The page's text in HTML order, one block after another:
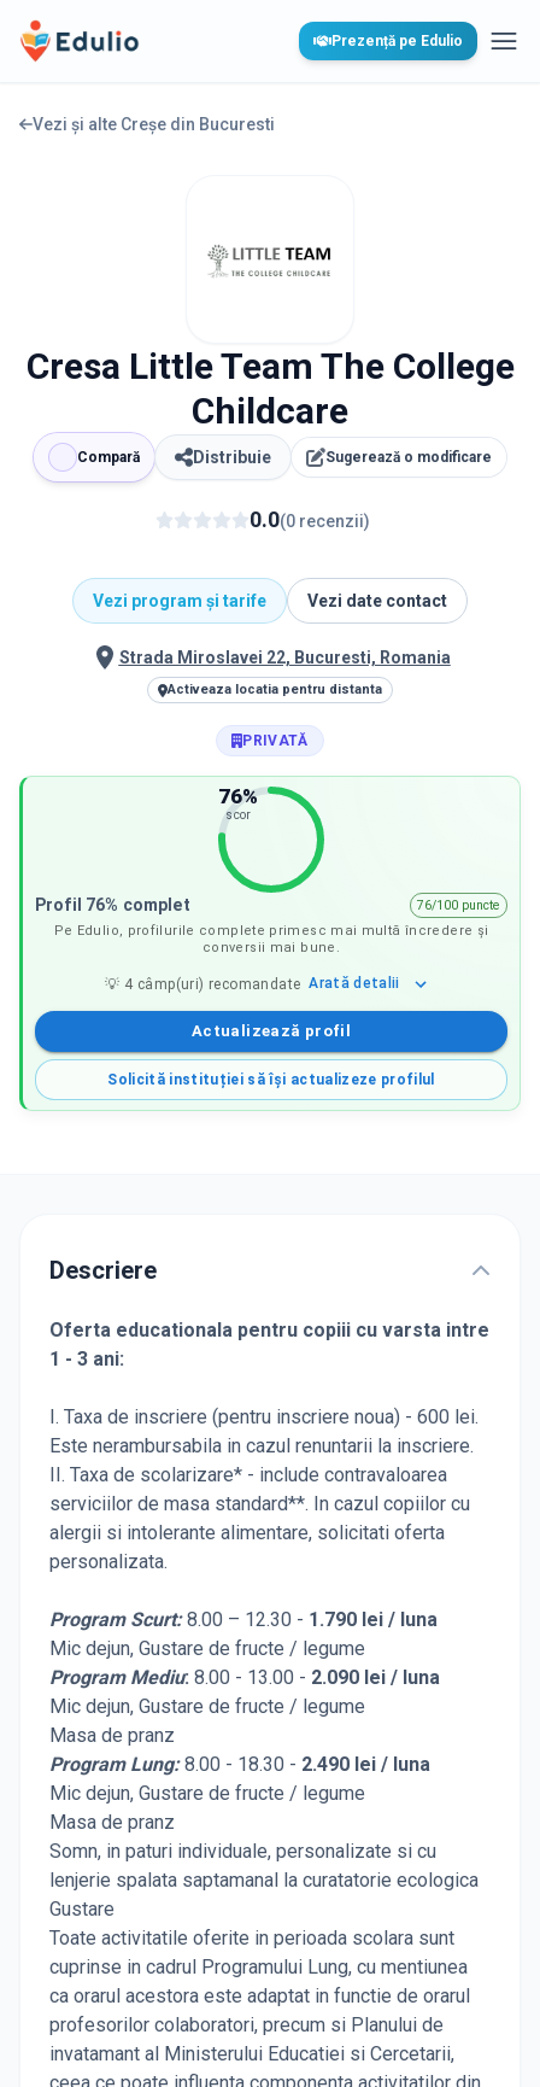
Edulio Prezență pe Edulio
Vezi și alte Creșe din Bucuresti
Cresa Little Team The College
Childcare
Compară Distribuie Sugerează o modificare
0.0(0 recenzii)
Vezi program și tarife Vezi date contact
Strada Miroslavei 22, Bucuresti, Romania
Activeaza locatia pentru distanta
PRIVATĂ
76%
scor
Profil 76% complet
76/100 puncte
Pe Edulio, profilurile complete primesc mai multă încredere și
conversii mai bune.
💡 4 câmp(uri) recomandate Arată detalii
Actualizează profil
Solicită instituției să își actualizeze profilul
Descriere
Oferta educationala pentru copiii cu varsta intre
1 - 3 ani:
I. Taxa de inscriere (pentru inscriere noua) - 600 lei.
Este nerambursabila in cazul renuntarii la inscriere.
II. Taxa de scolarizare* - include contravaloarea
serviciilor de masa standard**. In cazul copiilor cu
alergii si intolerante alimentare, solicitati oferta
personalizata.
Program Scurt: 8.00 – 12.30 - 1.790 lei / luna
Mic dejun, Gustare de fructe / legume
Program Mediu: 8.00 - 13.00 - 2.090 lei / luna
Mic dejun, Gustare de fructe / legume
Masa de pranz
Program Lung: 8.00 - 18.30 - 2.490 lei / luna
Mic dejun, Gustare de fructe / legume
Masa de pranz
Somn, in paturi individuale, personalizate si cu
lenjerie spalata saptamanal la curatatorie ecologica
Gustare
Toate activitatile oferite in perioada scolara sunt
cuprinse in cadrul Programului Lung, cu mentiunea
ca orarul acestora este adaptat in functie de orarul
profesorilor colaboratori, precum si Planului de
invatamant al Ministerului Educatiei si Cercetarii,